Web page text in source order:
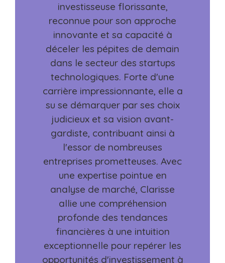
investisseuse florissante,
reconnue pour son approche
innovante et sa capacité à
déceler les pépites de demain
dans le secteur des startups
technologiques. Forte d'une
carrière impressionnante, elle a
su se démarquer par ses choix
judicieux et sa vision avant-
gardiste, contribuant ainsi à
l'essor de nombreuses
entreprises prometteuses. Avec
une expertise pointue en
analyse de marché, Clarisse
allie une compréhension
profonde des tendances
financières à une intuition
exceptionnelle pour repérer les
opportunités d'investissement à